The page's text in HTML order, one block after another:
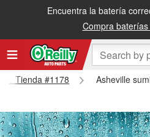
Encuentra la batería
Compra
Tienda #1178
Asheville